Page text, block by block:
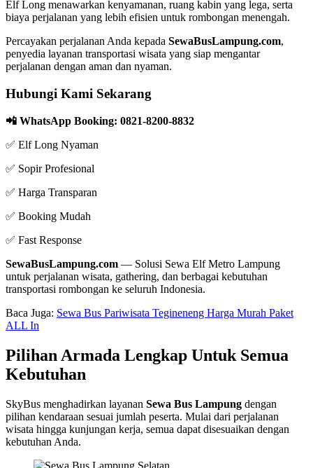
Elf Long menawarkan kenyamanan, ruang kabin yang lega, serta
biaya perjalanan yang lebih efisien untuk rombongan menengah.
Percayakan perjalanan Anda kepada SewaBusLampung.com,
penyedia layanan transportasi wisata yang siap mengantar
perjalanan dengan aman dan nyaman.
Hubungi Kami Sekarang
📲 WhatsApp Booking: 0821-8200-8832
✅ Elf Long Nyaman
✅ Sopir Profesional
✅ Harga Transparan
✅ Booking Mudah
✅ Fast Response
SewaBusLampung.com — Solusi Sewa Elf Metro Lampung
untuk perjalanan wisata, gathering, dan berbagai kebutuhan
transportasi rombongan ke seluruh Indonesia.
Baca Juga: Sewa Bus Pariwisata Tegineneng Harga Murah Paket
ALL In
Pilihan Armada Lengkap Untuk Semua
Kebutuhan
SkyBus menghadirkan layanan Sewa Bus Lampung dengan
pilihan kendaraan sesuai jumlah peserta. Mulai dari perjalanan
wisata hingga kunjungan kerja, semua dapat disesuaikan dengan
kebutuhan Anda.